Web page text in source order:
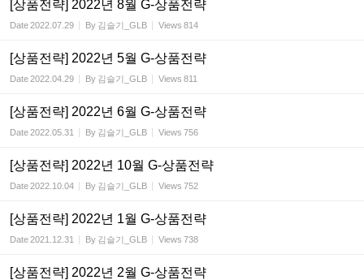
[상품전략] 2022년 8월 G-상품전략
Date2022.07.29 By 김슬기_GLB Views 814
[상품전략] 2022년 5월 G-상품전략
Date2022.04.29 By 김슬기_GLB Views 811
[상품전략] 2022년 6월 G-상품전략
Date2022.05.31 By 김슬기_GLB Views 756
[상품전략] 2022년 10월 G-상품전략
Date2022.10.04 By 김슬기_GLB Views 752
[상품전략] 2022년 1월 G-상품전략
Date2021.12.31 By 김슬기_GLB Views 738
[상품전략] 2022년 2월 G-상품전략